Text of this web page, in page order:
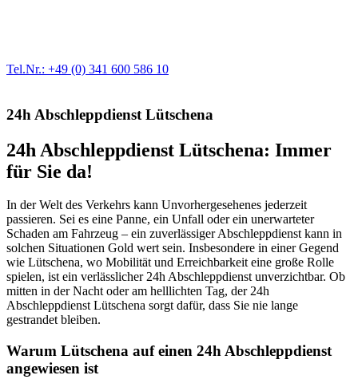
Tel.Nr.: +49 (0) 341 600 586 10
24h Abschleppdienst Lütschena
24h Abschleppdienst Lütschena: Immer
für Sie da!
In der Welt des Verkehrs kann Unvorhergesehenes jederzeit
passieren. Sei es eine Panne, ein Unfall oder ein unerwarteter
Schaden am Fahrzeug – ein zuverlässiger Abschleppdienst kann in
solchen Situationen Gold wert sein. Insbesondere in einer Gegend
wie Lütschena, wo Mobilität und Erreichbarkeit eine große Rolle
spielen, ist ein verlässlicher 24h Abschleppdienst unverzichtbar. Ob
mitten in der Nacht oder am helllichten Tag, der 24h
Abschleppdienst Lütschena sorgt dafür, dass Sie nie lange
gestrandet bleiben.
Warum Lütschena auf einen 24h Abschleppdienst
angewiesen ist